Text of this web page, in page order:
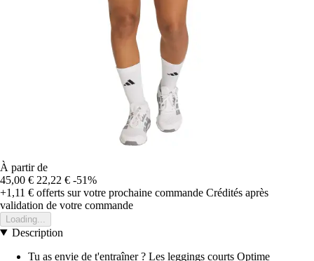
À partir de
45,00 € 22,22 € -51%
+1,11 € offerts sur votre prochaine commande Crédités après
validation de votre commande
Loading...
Description
Tu as envie de t'entraîner ? Les leggings courts Optime